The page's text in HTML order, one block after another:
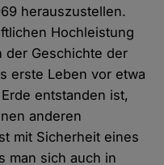
herauszustellen.
Hochleistung
der Geschichte der
erste Leben vor etwa
entstanden ist,
anderen
mit Sicherheit eines
man sich auch in